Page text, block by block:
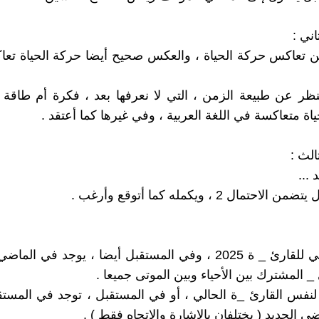
:
تعاكس حركة الحياة ، والعكس صحيح أيضا حركة الحياة
عن طبيعة الزمن ، التي لا نعرفها بعد ، فكرة أم
متعاكسة في اللغة العربية ، وفي غيرها كما أعتقد .
:
...
2 ، ويكمله كما أتوقع وأرغب .
العمر الحالي للقارئ _ ة 2025 ، وفي المستقبل أيضا ، يوجد في
المشترك بين الأحياء وبين الموتى جميعا .
لنفس القارئ _ة الحالي ، أو في المستقبل ، توجد في
الجديد ( يختلفان بالإشارة والاتجاه فقط ) .